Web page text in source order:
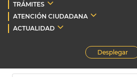
TRÁMITES
ATENCIÓN CIUDADANA
ACTUALIDAD
Desplegar